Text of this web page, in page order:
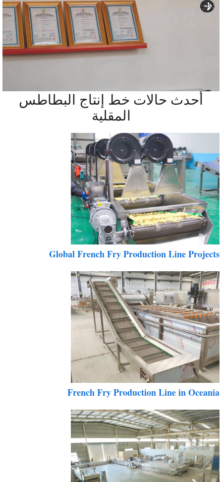
أحدث حالات خط إنتاج البطاطس
المقلية
Global French Fry Production Line
French Fry Production Line in